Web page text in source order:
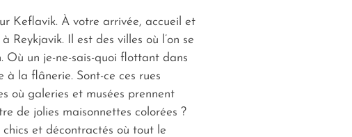
Keflavik. À votre arrivée, accueil et
Reykjavik. Il est des villes où l’on se
Où un je-ne-sais-quoi flottant dans
à la flânerie. Sont-ce ces rues
où galeries et musées prennent
de jolies maisonnettes colorées ?
chics et décontractés où tout le